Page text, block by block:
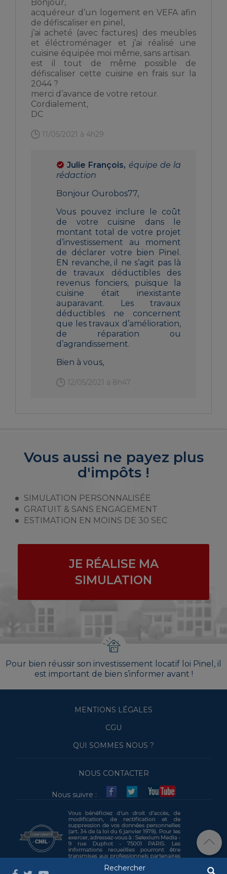
Bonjour,
acquéreur d’un logement en VEFA afin
de défiscaliser en pinel,
j’ai acheté (avec factures) des meubles
et éléctroménager et j’ai réalisé une
cuisine équipée moi même, sans artisan.
est il tout de même possible de
défiscaliser cette cuisine en frais sur la
2044 ?
merci d’avance de votre retour.
Cordialement,
DC
11/05/2021 à 4h29
Julie François, équipe de la
rédaction
Bonjour Ourobos77,
Vous pouvez inclure le coût
de votre cuisine dans le
montant total de votre projet
d’investissement au moment
de déclarer votre bien Pinel.
EN revanche, il ne s’agit pas là
de travaux déductibles des
revenus fonciers, puisque la
cuisine était inexistante
auparavant. Les travaux
déductibles ne concernent
que les travaux d’amélioration,
de réparation ou
d’agrandissement.
Bien à vous,
12/05/2021 à 8h47
Vous aussi ne payez plus
d'impôts !
SIMULATION PERSONNALISÉE
GRATUIT & SANS ENGAGEMENT
ESTIMATION EN MOINS DE 30 SEC
JE RÉALISE MA
SIMULATION
Pour bien réussir son investissement locatif loi Pinel, il
est important de bien s’informer avant !
MENTIONS LÉGALES
CGU
QUI SOMMES NOUS ?
NOUS CONTACTER
Nous suivre :